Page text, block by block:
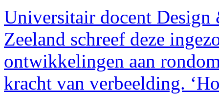
Universitair docent
Zeeland schreef deze
ontwikkelingen aan
kracht van verbeelding.